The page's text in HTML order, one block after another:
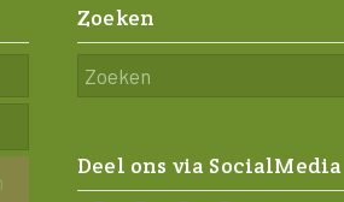
Zoeken
Deel ons via SocialMedia